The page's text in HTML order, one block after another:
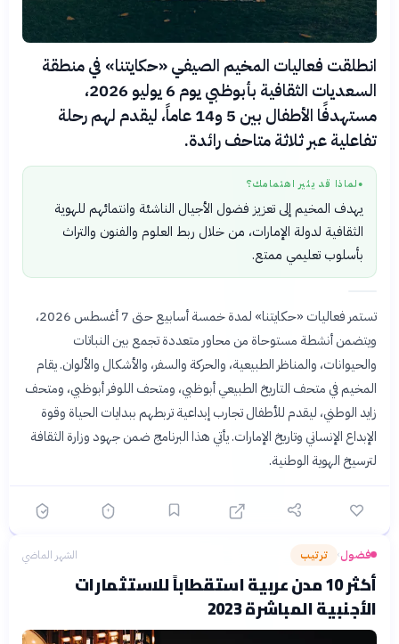
انطلقت فعاليات المخيم الصيفي «حكايتنا» في منطقة
السعديات الثقافية بأبوظبي يوم 6 يوليو 2026،
مستهدفًا الأطفال بين 5 و14 عاماً، ليقدم لهم رحلة
تفاعلية عبر ثلاثة متاحف رائدة.
● لماذا قد يثير اهتمامك؟
يهدف المخيم إلى تعزيز فضول الأجيال الناشئة وانتمائهم للهوية
الثقافية لدولة الإمارات، من خلال ربط العلوم والفنون والتراث
بأسلوب تعليمي ممتع.
تستمر فعاليات «حكايتنا» لمدة خمسة أسابيع حتى 7 أغسطس 2026،
ويتضمن أنشطة مستوحاة من محاور متعددة تجمع بين النباتات
والحيوانات، والمناظر الطبيعية، والحركة والسفر، والأشكال والألوان. يقام
المخيم في متحف التاريخ الطبيعي أبوظبي، ومتحف اللوفر أبوظبي، ومتحف
زايد الوطني، ليقدم للأطفال تجارب إبداعية تربطهم ببدايات الحياة وقوة
الإبداع الإنساني وتاريخ الإمارات. يأتي هذا البرنامج ضمن جهود وزارة الثقافة
لترسيخ الهوية الوطنية.
فضول› ترتيب الشهر الماضي
أكثر 10 مدن عربية استقطاباً للاستثمارات
الأجنبية المباشرة 2023